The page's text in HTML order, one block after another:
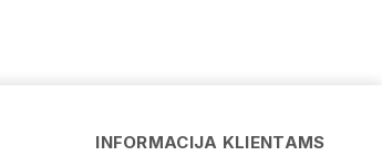
INFORMACIJA KLIENTAMS